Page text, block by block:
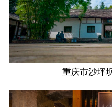
重庆市沙坪